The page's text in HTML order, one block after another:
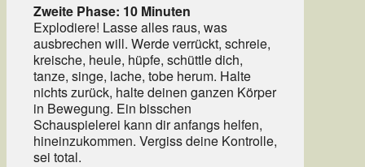
Zweite Phase: 10 Minuten
Explodiere! Lasse alles raus, was
ausbrechen will. Werde verrückt, schreie,
kreische, heule, hüpfe, schüttle dich,
tanze, singe, lache, tobe herum. Halte
nichts zurück, halte deinen ganzen Körper
in Bewegung. Ein bisschen
Schauspielerei kann dir anfangs helfen,
hineinzukommen. Vergiss deine Kontrolle,
sei total.